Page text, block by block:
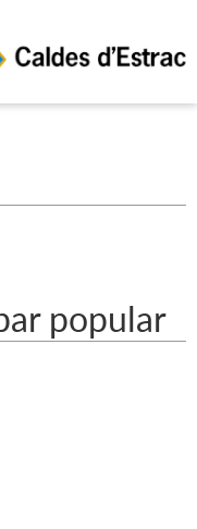
popular